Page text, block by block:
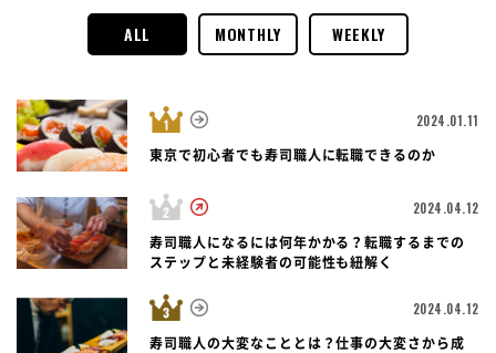
ALL MONTHLY WEEKLY
2024.01.11
東京で初心者でも寿司職人に転職できるのか
2024.04.12
寿司職人になるには何年かかる？転職するまでの
ステップと未経験者の可能性も紐解く
2024.04.12
寿司職人の大変なこととは？仕事の大変さから成